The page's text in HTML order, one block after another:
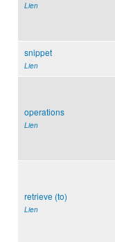
Lien
snippet
Lien
operations
Lien
retrieve (to)
Lien